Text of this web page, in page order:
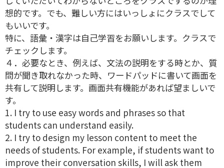
想的です。でも、難しい方にはいっしょにクラスでして
もいいです。
特に、語彙・漢字は自己学習をお願いします。クラスで
チェックします。
４．必要なとき、例えば、文法の説明をする時とか、質
問が聞き取れなかった時、ワードパッドに書いて画面を
共有して説明します。画面共有機能があれば望ましいで
す。
1. I try to use easy words and phrases so that
students can understand easily.
2. I try to design my lesson content to meet the
needs of students. For example, if students want to
improve their conversation skills, I will ask them